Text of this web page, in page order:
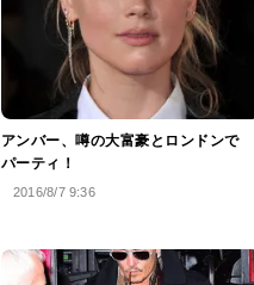
アンバー、噂の大富豪とロンドンで
パーティ！
2016/8/7 9:36